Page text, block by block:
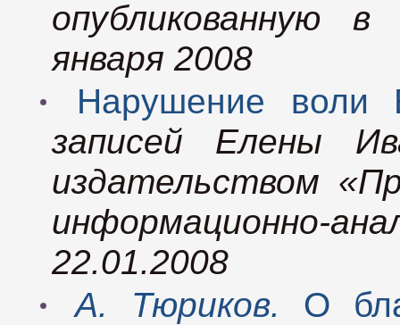
опубликованную
января 2008
Нарушение воли
записей Елены
издательством
22.01.2008
А. Тюриков. О